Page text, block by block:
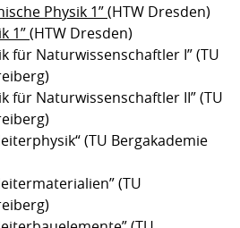
Physik 1”(HTW Dresden)
1”(HTW Dresden)
für Naturwissenschaftler I” (TU
für Naturwissenschaftler II” (TU
(TU Bergakademie
(TU